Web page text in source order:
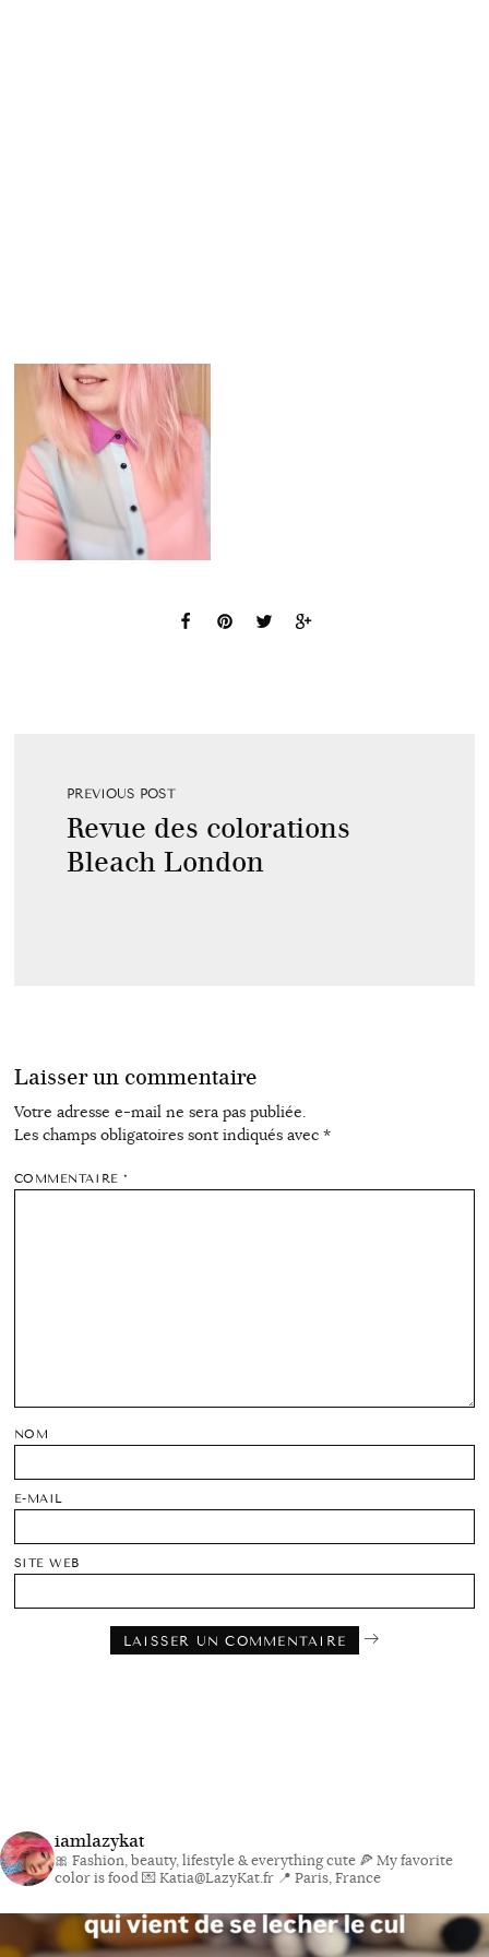
PREVIOUS POST
Revue des colorations
Bleach London
Laisser un commentaire
Votre adresse e-mail ne sera pas publiée.
Les champs obligatoires sont indiqués avec *
COMMENTAIRE*
NOM
E-MAIL
SITE WEB
iamlazykat
🎀 Fashion, beauty, lifestyle & everything cute 🍕 My favorite
color is food💌 Katia@LazyKat.fr 📍 Paris, France